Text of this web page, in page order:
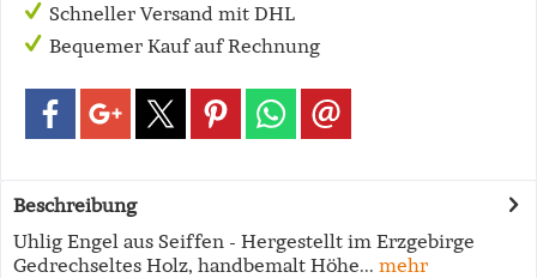
Schneller Versand mit DHL
Bequemer Kauf auf Rechnung
Beschreibung
Uhlig Engel aus Seiffen - Hergestellt im Erzgebirge
Gedrechseltes Holz, handbemalt Höhe... mehr